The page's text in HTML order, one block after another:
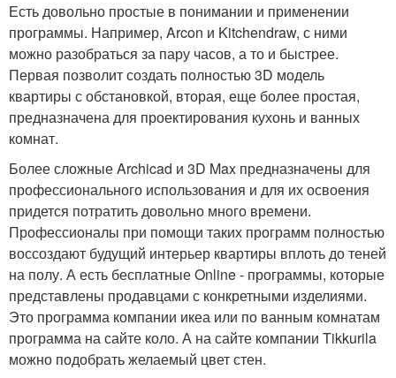
Есть довольно простые в понимании и применении
программы. Например, Arcon и Kitchendraw, с ними
можно разобраться за пару часов, а то и быстрее.
Первая позволит создать полностью 3D модель
квартиры с обстановкой, вторая, еще более простая,
предназначена для проектирования кухонь и ванных
комнат.
Более сложные Archicad и 3D Max предназначены для
профессионального использования и для их освоения
придется потратить довольно много времени.
Профессионалы при помощи таких программ полностью
воссоздают будущий интерьер квартиры вплоть до теней
на полу. А есть бесплатные Online - программы, которые
представлены продавцами с конкретными изделиями.
Это программа компании икеа или по ванным комнатам
программа на сайте коло. А на сайте компании Tikkurila
можно подобрать желаемый цвет стен.